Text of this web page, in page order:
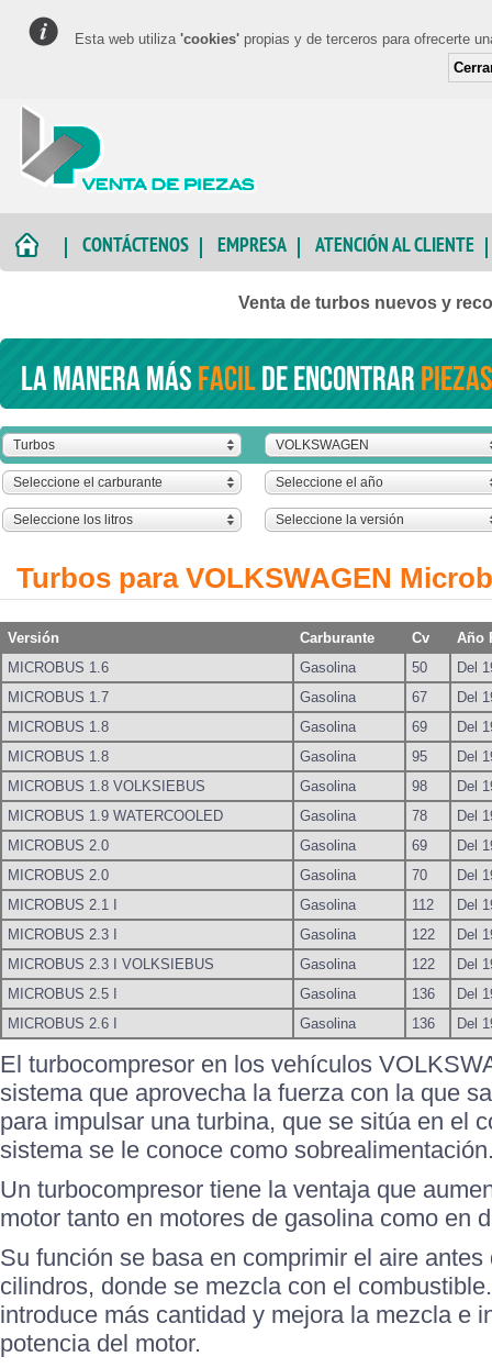
Esta web utiliza 'cookies' propias y de terceros para ofrecerte
CONTÁCTENOS EMPRESA ATENCIÓN AL CLIENTE
Venta de turbos nuevos y
La manera másfacilde encontrar
Turbos VOLKSWAGEN
Seleccione el carburante Seleccione el año
Seleccione los litros Seleccione la versión
Turbos para VOLKSWAGEN
Versión Carburante Cv
Año
MICROBUS 1.6
Gasolina 50
Del
MICROBUS 1.7
Gasolina 67
Del
MICROBUS 1.8
Gasolina 69
Del
MICROBUS 1.8
Gasolina 95
Del
MICROBUS 1.8 VOLKSIEBUS
Gasolina 98
Del
MICROBUS 1.9 WATERCOOLED
Gasolina 78
Del
MICROBUS 2.0
Gasolina 69
Del
MICROBUS 2.0
Gasolina 70
Del
MICROBUS 2.1 I
Gasolina 112
Del
MICROBUS 2.3 I
Gasolina 122
Del
MICROBUS 2.3 I VOLKSIEBUS
Gasolina 122
Del
MICROBUS 2.5 I
Gasolina 136
Del
MICROBUS 2.6 I
Gasolina 136 Del
El turbocompresor en los vehículos
sistema que aprovecha la fuerza con la que
para impulsar una turbina, que se sitúa en el
sistema se le conoce como
Un turbocompresor tiene la ventaja que
motor tanto en motores de gasolina como en
Su función se basa en comprimir el aire
cilindros, donde se mezcla con el
introduce más cantidad y mejora la mezcla e
potencia del motor.